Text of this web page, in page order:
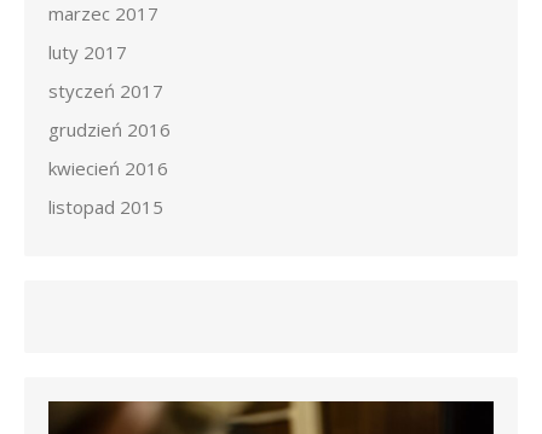
marzec 2017
luty 2017
styczeń 2017
grudzień 2016
kwiecień 2016
listopad 2015